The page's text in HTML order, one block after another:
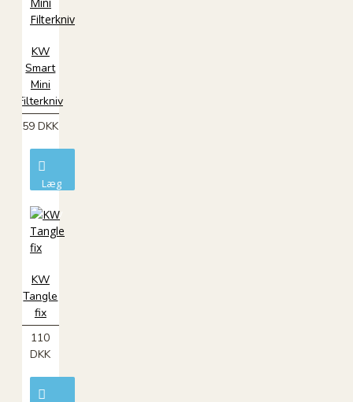
KW
Smart
Mini
Filterkniv
59 DKK
Læg
kurv
KW
Tangle
fix
110
DKK